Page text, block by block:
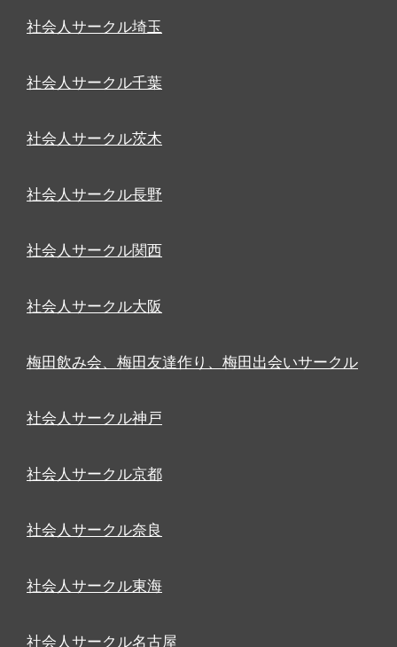
社会人サークル埼玉
社会人サークル千葉
社会人サークル茨木
社会人サークル長野
社会人サークル関西
社会人サークル大阪
梅田飲み会、梅田友達作り、梅田出会いサークル
社会人サークル神戸
社会人サークル京都
社会人サークル奈良
社会人サークル東海
社会人サークル名古屋